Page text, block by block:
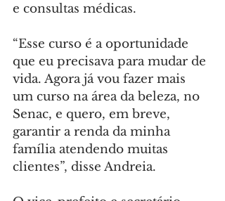
e consultas médicas.
“Esse curso é a oportunidade
que eu precisava para mudar de
vida. Agora já vou fazer mais
um curso na área da beleza, no
Senac, e quero, em breve,
garantir a renda da minha
família atendendo muitas
clientes”, disse Andreia.